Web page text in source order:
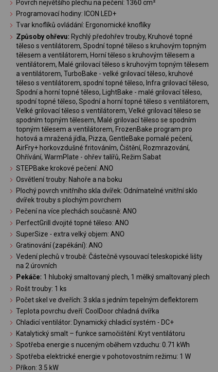
Povrch největšího plechu na pečení: 1360 cm²
Programovací hodiny: ICON LED+
Tvar knoflíků ovládání: Ergonomické knoflíky
Způsoby ohřevu: Rychlý předohřev trouby, Kruhové topné
těleso s ventilátorem, Spodní topné těleso s kruhovým topným
tělesem a ventilátorem, Horní těleso s kruhovým tělesem a
ventilátorem, Malé grilovací těleso s kruhovým topným tělesem
a ventilátorem, TurboBake - velké grilovací těleso, kruhové
těleso s ventilátorem, spodní topné těleso, Infra grilovací těleso,
Spodní a horní topné těleso, LightBake - malé grilovací těleso,
spodní topné těleso, Spodní a horní topné těleso s ventilátorem,
Velké grilovací těleso s ventilátorem, Velké grilovací těleso se
spodním topným tělesem, Malé grilovací těleso se spodním
topným tělesem a ventilátorem, FrozenBake program pro
hotová a mražená jídla, Pizza, GentleBake pomalé pečení,
AirFry+ horkovzdušné fritováním, Čištění, Rozmrazování,
Ohřívání, WarmPlate - ohřev talířů, Režim Sabat
STEPBake krokové pečení: ANO
Osvětlení trouby: Nahoře a na boku
Plochý povrch vnitřního skla dvířek: Odnímatelné vnitřní sklo
dvířek trouby s plochým povrchem
Pečení na více plechách současně: ANO
PerfectGrill dvojité topné těleso: ANO
SuperSize - extra velký objem: ANO
Gratinování (zapékání): ANO
Vedení plechů v troubě: Částečně vysouvací teleskopické lišty
na 2 úrovních
Pekáče: 1 hluboký smaltovaný plech, 1 mělký smaltovaný plech
Rošt trouby: 1 ks
Počet skel ve dveřích: 3 skla s jedním tepelným deflektorem
Teplota povrchu dveří: CoolDoor chladná dvířka
Chladicí ventilátor: Dynamický chladicí systém - DC+
Katalytický smalt – funkce samočištění: Kryt ventilátoru
Spotřeba energie s nuceným oběhem vzduchu: 0.71 kWh
Spotřeba elektrické energie v pohotovostním režimu: 1 W
Příkon: 3.5 kW